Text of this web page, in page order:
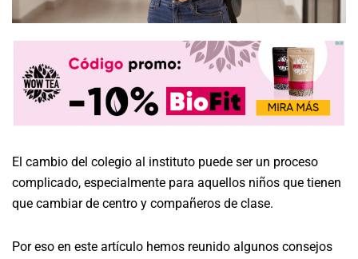
El cambio del colegio al instituto puede ser un proceso
complicado, especialmente para aquellos niños que tienen
que cambiar de centro y compañeros de clase.
Por eso en este artículo hemos reunido algunos consejos